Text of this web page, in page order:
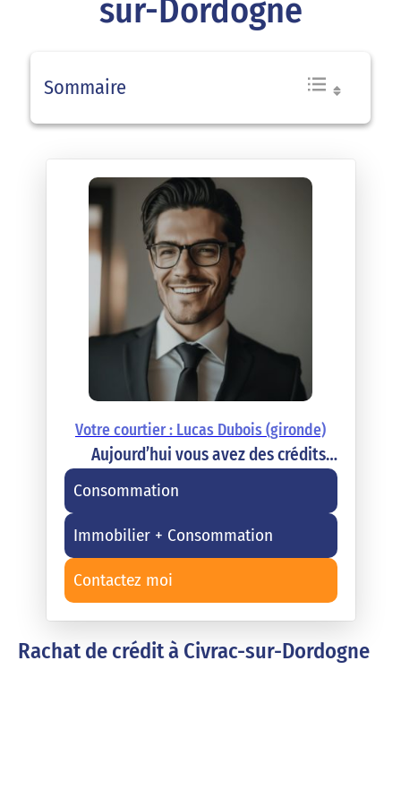
sur-Dordogne
Sommaire
Votre courtier : Lucas Dubois (gironde)
Aujourd’hui vous avez des crédits…
Consommation
Immobilier + Consommation
Contactez moi
Rachat de crédit à Civrac-sur-Dordogne